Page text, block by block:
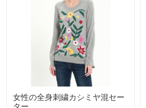
女性の全身刺繍カシミヤ混セー